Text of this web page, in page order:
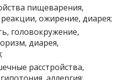
пищеварения,
реакции, ожирение, диарея;
головокружение,
диарея,
расстройства,